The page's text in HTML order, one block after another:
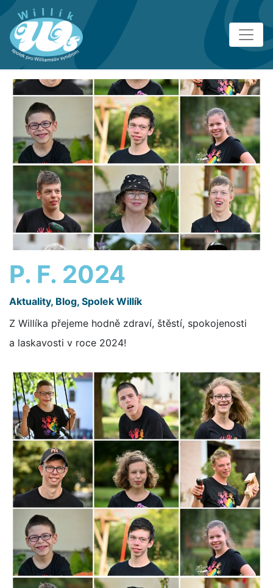
P. F. 2024
Aktuality, Blog, Spolek Willík
Z Willíka přejeme hodně zdraví, štěstí, spokojenosti
a laskavosti v roce 2024!